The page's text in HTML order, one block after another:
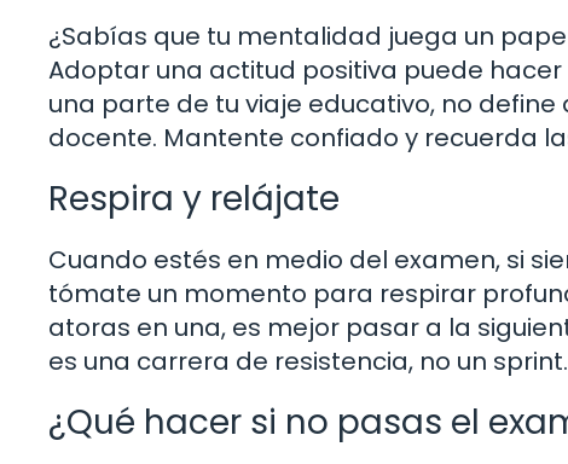
¿Sabías que tu mentalidad juega un
Adoptar una actitud positiva puede
una parte de tu viaje educativo, no
docente. Mantente confiado y recuerda
Respira y relájate
Cuando estés en medio del examen, si
tómate un momento para respirar
atoras en una, es mejor pasar a la
es una carrera de resistencia, no un sprint.
¿Qué hacer si no pasas el